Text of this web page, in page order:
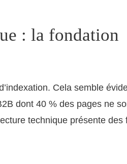
: la fondation
Cela semble
dont 40 % des pages ne
technique présente des